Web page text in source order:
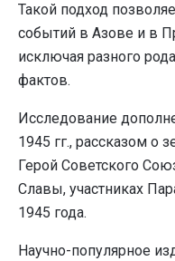
Такой подход
событий в Азове и в
исключая разного
фактов.
Исследование
1945 гг., рассказом о
Герой Советского
Славы, участниках
1945 года.
Научно-популярное